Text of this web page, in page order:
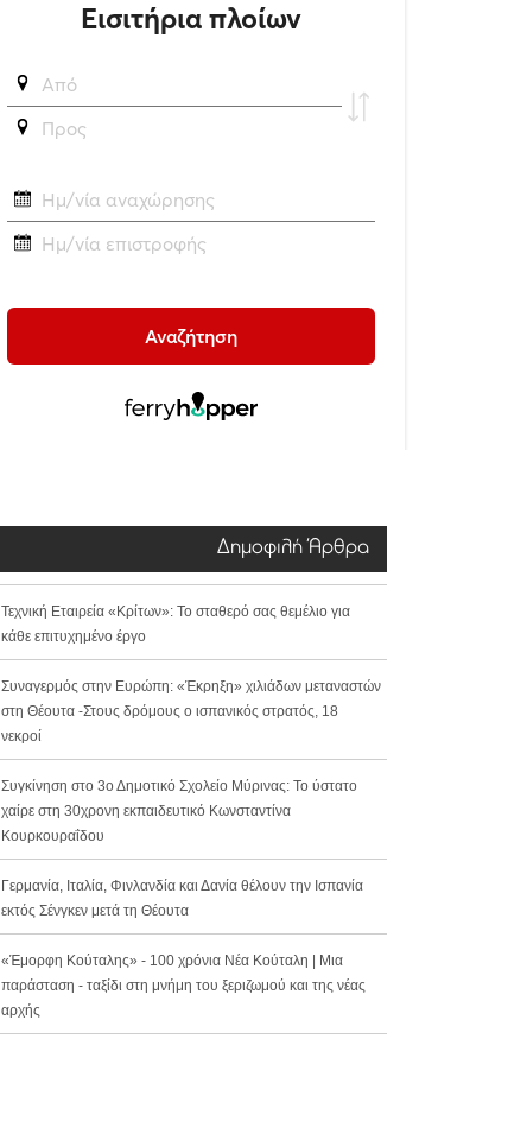
Δημοφιλή Άρθρα
Τεχνική Εταιρεία «Κρίτων»: Το σταθερό σας θεμέλιο για
κάθε επιτυχημένο έργο
Συναγερμός στην Ευρώπη: «Έκρηξη» χιλιάδων μεταναστών
στη Θέουτα -Στους δρόμους ο ισπανικός στρατός, 18
νεκροί
Συγκίνηση στο 3ο Δημοτικό Σχολείο Μύρινας: Το ύστατο
χαίρε στη 30χρονη εκπαιδευτικό Κωνσταντίνα
Κουρκουραΐδου
Γερμανία, Ιταλία, Φινλανδία και Δανία θέλουν την Ισπανία
εκτός Σένγκεν μετά τη Θέουτα
«Έμορφη Κούταλης» - 100 χρόνια Νέα Κούταλη | Μια
παράσταση - ταξίδι στη μνήμη του ξεριζωμού και της νέας
αρχής